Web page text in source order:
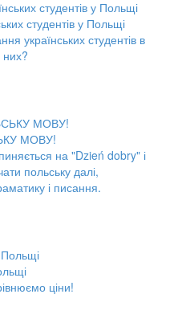
студентів у Польщі
українських студентів в
них?
МОВУ!
на "Dzień dobry" і
польську далі,
і писання.
ціни!